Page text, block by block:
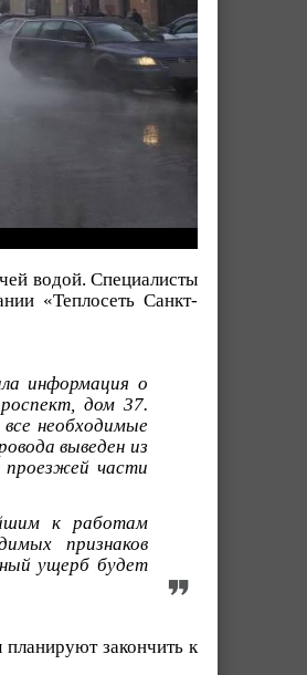
водой. Специалисты
«Теплосеть Санкт-
информация о
дом 37.
необходимые
выведен из
части
к работам
признаков
ущерб будет
закончить к